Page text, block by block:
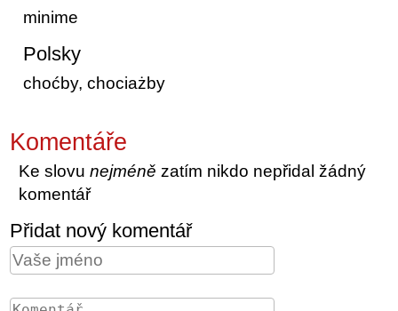
minime
Polsky
choćby, chociażby
Komentáře
Ke slovunejméně zatím nikdo nepřidal žádný
komentář
Přidat nový komentář